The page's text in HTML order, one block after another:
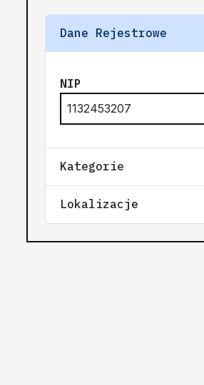
Dane Rejestrowe
NIP
1132453207
Kategorie
Lokalizacje